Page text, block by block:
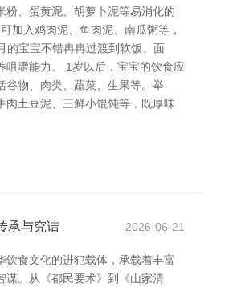
粉、蛋黄泥、胡萝卜泥等易消化的
加入鸡肉泥、鱼肉泥、南瓜粥等，
的宝宝不错冉冉过渡到软饭、面
咀嚼能力。 1岁以后，宝宝的饮食应
谷物、肉类、蔬菜、生果等。举
肉土豆泥、三鲜小馄饨等，既厚味
承与究诘 2026-06-21
饮食文化的进犯载体，承载着丰富
谋。从《都民要术》到《山家清